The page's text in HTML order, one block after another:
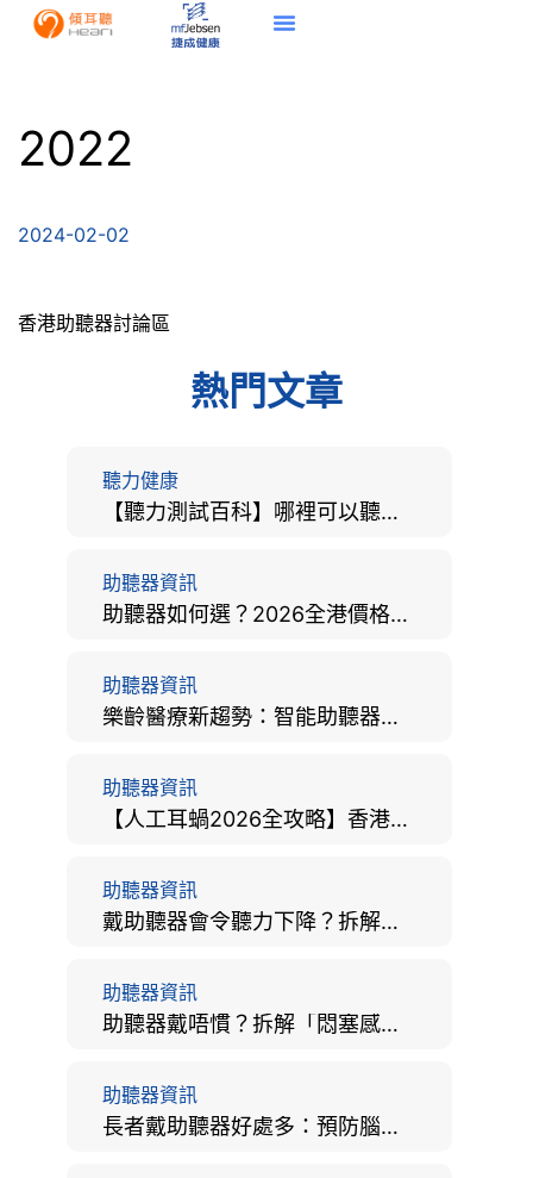
2022
2024-02-02
香港助聽器討論區
熱門文章
聽力健康
【聽力測試百科】哪裡可以聽力檢查？費用、標準、流程、在家聽力檢測與iPhone測試全攻略
助聽器資訊
助聽器如何選？2026全港價格比較、款式分析及老人選購全攻略
助聽器資訊
樂齡醫療新趨勢：智能助聽器結合 AI 眼底相機，如何全方位守護長者健康？
助聽器資訊
【人工耳蝸2026全攻略】香港手術費用、原理與副作用評估！
助聽器資訊
戴助聽器會令聽力下降？拆解越戴越聾迷思與聽覺剝奪真相
助聽器資訊
助聽器戴唔慣？拆解「悶塞感」成因、堵耳效應與 4 週適應期全攻略
助聽器資訊
長者戴助聽器好處多：預防腦退化、9大誤區破解及家屬陪伴全手冊